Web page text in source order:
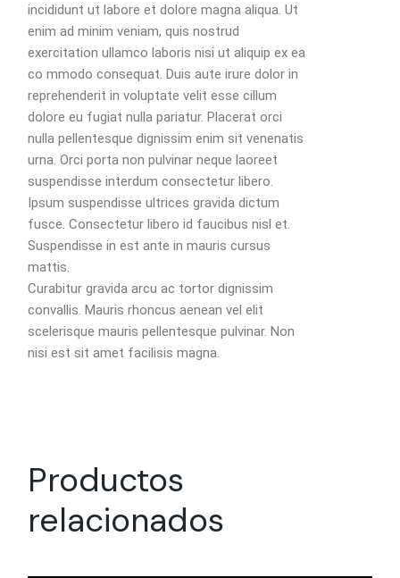
incididunt ut labore et dolore magna aliqua. Ut
enim ad minim veniam, quis nostrud
exercitation ullamco laboris nisi ut aliquip ex ea
co mmodo consequat. Duis aute irure dolor in
reprehenderit in voluptate velit esse cillum
dolore eu fugiat nulla pariatur. Placerat orci
nulla pellentesque dignissim enim sit venenatis
urna. Orci porta non pulvinar neque laoreet
suspendisse interdum consectetur libero.
Ipsum suspendisse ultrices gravida dictum
fusce. Consectetur libero id faucibus nisl et.
Suspendisse in est ante in mauris cursus
mattis.
Curabitur gravida arcu ac tortor dignissim
convallis. Mauris rhoncus aenean vel elit
scelerisque mauris pellentesque pulvinar. Non
nisi est sit amet facilisis magna.
Productos
relacionados